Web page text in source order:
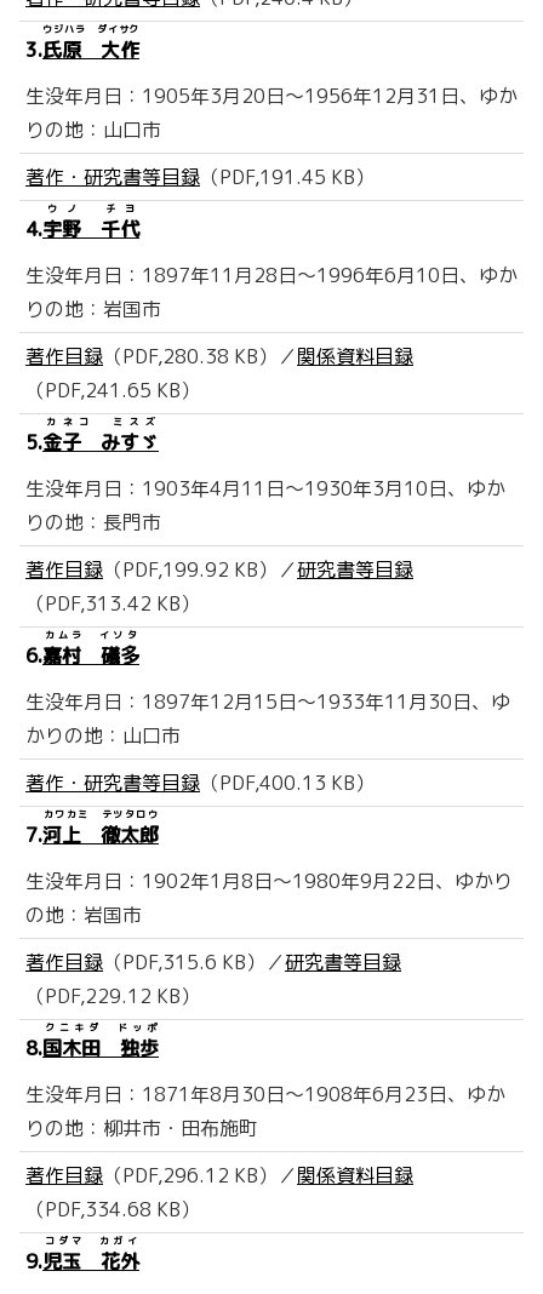
3.氏原 大作
ウジハラ ダイサク
生没年月日：1905年3月20日～1956年12月31日、ゆか
りの地：山口市
著作・研究書等目録 （PDF,191.45 KB）
4.宇野 千代
ウノ チヨ
生没年月日：1897年11月28日～1996年6月10日、ゆか
りの地：岩国市
著作目録 （PDF,280.38 KB）／関係資料目録
（PDF,241.65 KB）
5.金子 みすゞ
カネコ ミスズ
生没年月日：1903年4月11日～1930年3月10日、ゆか
りの地：長門市
著作目録 （PDF,199.92 KB）／研究書等目録
（PDF,313.42 KB）
6.嘉村 礒多
カムラ イソタ
生没年月日：1897年12月15日～1933年11月30日、ゆ
かりの地：山口市
著作・研究書等目録 （PDF,400.13 KB）
7.河上 徹太郎
カワカミ テツタロウ
生没年月日：1902年1月8日～1980年9月22日、ゆかり
の地：岩国市
著作目録 （PDF,315.6 KB）／研究書等目録
（PDF,229.12 KB）
8.国木田 独歩
クニキダ ドッポ
生没年月日：1871年8月30日～1908年6月23日、ゆか
りの地：柳井市・田布施町
著作目録 （PDF,296.12 KB）／関係資料目録
（PDF,334.68 KB）
9.児玉 花外
コダマ カガイ